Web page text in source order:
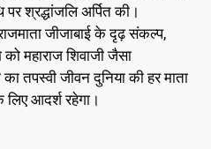
पर श्रद्धांजलि अर्पित की।
जीजाबाई के दृढ़ संकल्प,
महाराज शिवाजी जैसा
तपस्वी जीवन दुनिया की हर माता
आदर्श रहेगा।